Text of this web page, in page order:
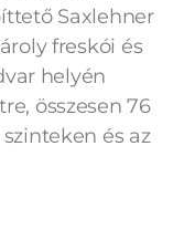
Saxlehner
freskói és
helyén
összesen 76
és az